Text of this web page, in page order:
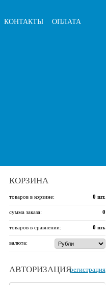
КОНТАКТЫ ОПЛАТА
КОРЗИНА
товаров в корзине: 0 шт.
сумма заказа: 0
товаров в сравнении: 0 шт.
валюта:
АВТОРИЗАЦИЯрегистрация